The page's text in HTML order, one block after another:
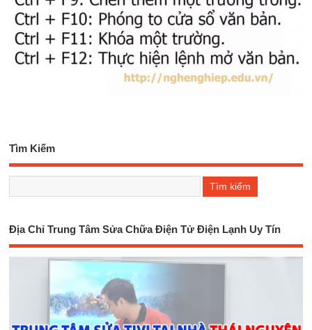
Tìm Kiếm
Địa Chỉ Trung Tâm Sửa Chữa Điện Tử Điện Lạnh Uy Tín